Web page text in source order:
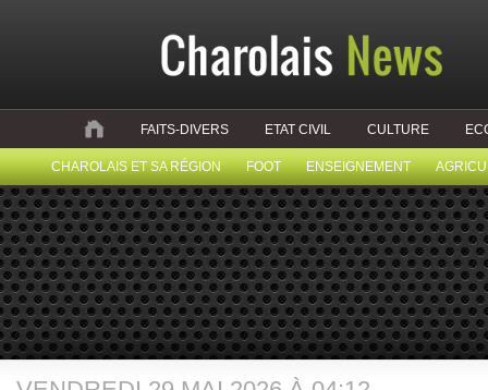
FAITS-DIVERS ETAT CIVIL CULTURE
CHAROLAIS ET SA RÉGION FOOT ENSEIGNEMENT